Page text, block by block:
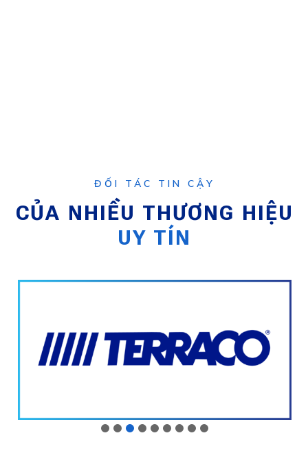
ĐỐI TÁC TIN CẬY
CỦA NHIỀU THƯƠNG HIỆU
UY TÍN